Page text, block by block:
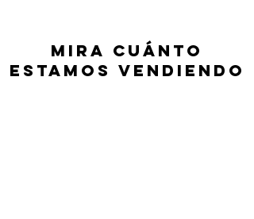
Mira cuánto
estamos vendiendo